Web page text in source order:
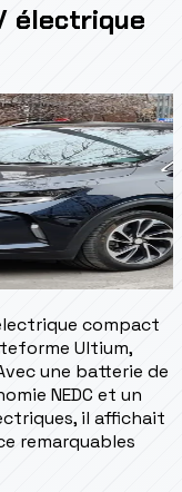
électrique
compact
Ultium,
une batterie de
NEDC et un
il affichait
remarquables